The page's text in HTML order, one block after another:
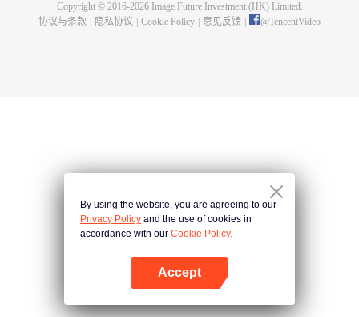
Copyright © 2016-2026Image Future Investment (HK) Limited.
协议与条款
隐私协议 Cookie Policy 意见反馈 @TencentVideo
By using the website, you are agreeing to our
Privacy Policy and the use of cookies in
accordance with our Cookie Policy.
Accept